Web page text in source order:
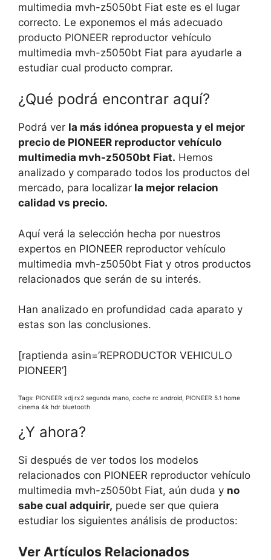
multimedia mvh-z5050bt Fiat este es el lugar
correcto. Le exponemos el más adecuado
producto PIONEER reproductor vehículo
multimedia mvh-z5050bt Fiat para ayudarle a
estudiar cual producto comprar.
¿Qué podrá encontrar aquí?
Podrá ver la más idónea propuesta y el mejor
precio de PIONEER reproductor vehículo
multimedia mvh-z5050bt Fiat. Hemos
analizado y comparado todos los productos del
mercado, para localizar la mejor relacion
calidad vs precio.
Aquí verá la selección hecha por nuestros
expertos en PIONEER reproductor vehículo
multimedia mvh-z5050bt Fiat y otros productos
relacionados que serán de su interés.
Han analizado en profundidad cada aparato y
estas son las conclusiones.
[raptienda asin=’REPRODUCTOR VEHICULO
PIONEER’]
Tags: PIONEER xdj rx2 segunda mano, coche rc android, PIONEER 5.1 home
cinema 4k hdr bluetooth
¿Y ahora?
Si después de ver todos los modelos
relacionados con PIONEER reproductor vehículo
multimedia mvh-z5050bt Fiat, aún duda y no
sabe cual adquirir, puede ser que quiera
estudiar los siguientes análisis de productos:
Ver Artículos Relacionados